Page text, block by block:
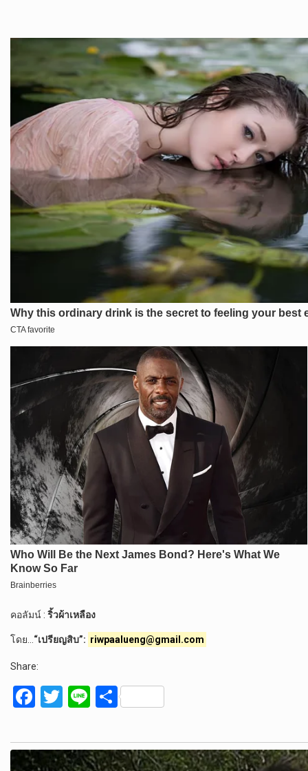
คอลัมน์ : ริ้วผ้าเหลือง
โดย… “เปรียญสิบ”: riwpaalueng@gmail.com
Share:
F
ce
b
T
tt
er
Li
e
S
ar
e